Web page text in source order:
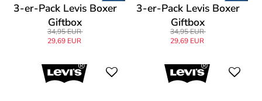
3-er-Pack Levis Boxer
Giftbox
34,95 EUR
29,69 EUR
3-er-Pack Levis Boxer
Giftbox
34,95 EUR
29,69 EUR